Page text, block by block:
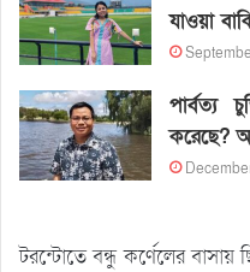
যাওয়া
পার্বত্য
করেছে?
টরন্টোতে বন্ধু কর্ণেলের